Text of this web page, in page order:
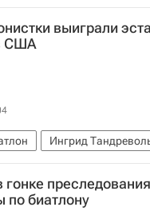
Пройс
выиграли
США
Ингрид
(IBU)
гонке
по биатлону